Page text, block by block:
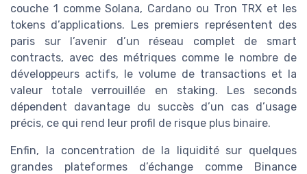
couche 1 comme Solana, Cardano ou Tron TRX et les
tokens d’applications. Les premiers représentent des
paris sur l’avenir d’un réseau complet de smart
contracts, avec des métriques comme le nombre de
développeurs actifs, le volume de transactions et la
valeur totale verrouillée en staking. Les seconds
dépendent davantage du succès d’un cas d’usage
précis, ce qui rend leur profil de risque plus binaire.
Enfin, la concentration de la liquidité sur quelques
grandes plateformes d’échange comme Binance